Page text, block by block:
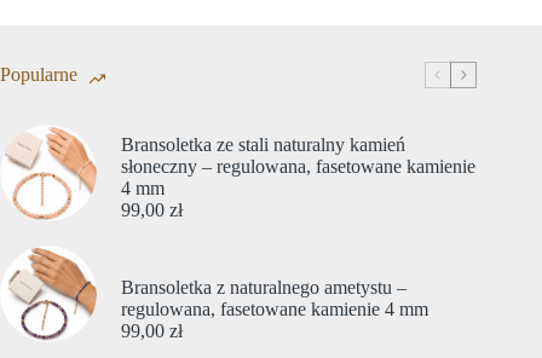
Popularne
Bransoletka ze stali naturalny kamień
słoneczny – regulowana, fasetowane kamienie
4 mm
99,00 zł
Bransoletka z naturalnego ametystu –
regulowana, fasetowane kamienie 4 mm
99,00 zł